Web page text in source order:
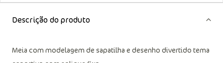
Descrição do produto
Meia com modelagem de sapatilha e desenho divertido tema